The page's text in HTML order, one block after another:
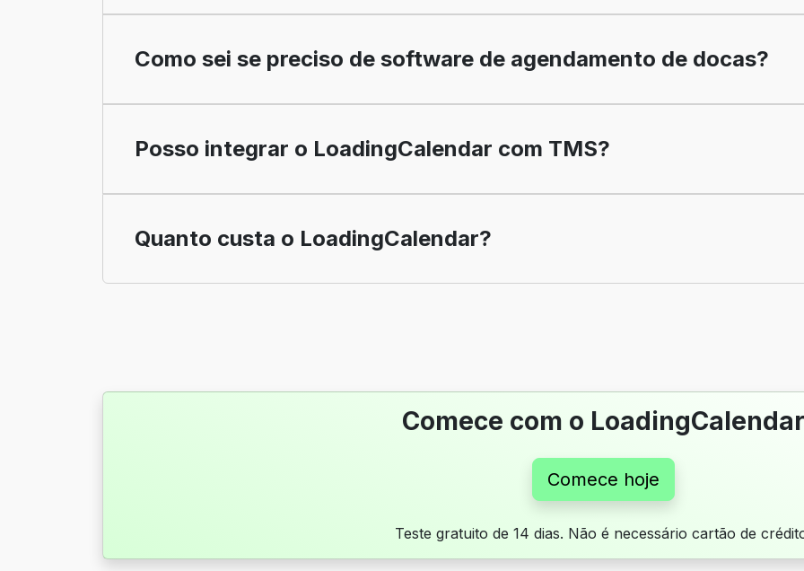
Como sei se preciso de software de agendamento de docas?
Posso integrar o LoadingCalendar com TMS?
Quanto custa o LoadingCalendar?
Comece com o LoadingCalendar
Comece hoje
Teste gratuito de 14 dias. Não é necessário cartão de